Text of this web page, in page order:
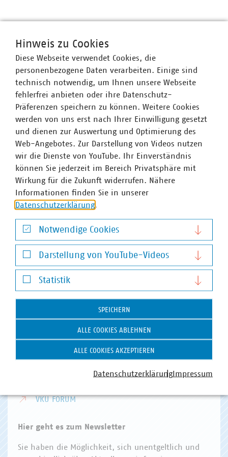
ENERGIEWIRTSCHAFT DIGITALISIERUNG/TKABFALLWIRTSCHAFT
Hausanschrift und Kontakt
VKU-Hauptgeschäftsstelle
10115 Berlin
Telefon:+49 30 58580-0
E-Mail:info(at)vku(dot)de
VKU AKADEMIE
VKU VERLAG
VKU FORUM
Hier geht es zum Newsletter
Sie haben die Möglichkeit, sich unentgeltlich und
Hinweis zu Cookies
Diese Webseite verwendet Cookies, die
personenbezogene Daten verarbeiten. Einige sind
technisch notwendig, um Ihnen unsere Webseite
fehlerfrei anbieten oder ihre Datenschutz-
Präferenzen speichern zu können. Weitere Cookies
werden von uns erst nach Ihrer Einwilligung gesetzt
und dienen zur Auswertung und Optimierung des
Web-Angebotes. Zur Darstellung von Videos nutzen
wir die Dienste von YouTube. Ihr Einverständnis
können Sie jederzeit im Bereich Privatsphäre mit
Wirkung für die Zukunft widerrufen. Nähere
Informationen finden Sie in unserer
Datenschutzerklärung.
Notwendige Cookies
Notwendige Cookies
Darstellung von YouTube-Videos
Darstellung von YouTube-Videos
Statistik
Statistik
SPEICHERN
ALLE COOKIES ABLEHNEN
ALLE COOKIES AKZEPTIEREN
DatenschutzerklärungImpressum